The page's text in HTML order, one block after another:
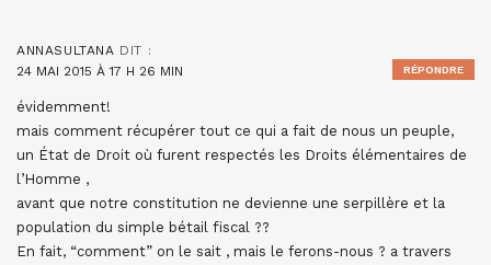
ANNASULTANA DIT :
24 MAI 2015 À 17 H 26 MIN
évidemment!
mais comment récupérer tout ce qui a fait de nous un peuple,
un État de Droit où furent respectés les Droits élémentaires de
l’Homme ,
avant que notre constitution ne devienne une serpillère et la
population du simple bétail fiscal ??
En fait, “comment” on le sait , mais le ferons-nous ? a travers
RÉPONDRE